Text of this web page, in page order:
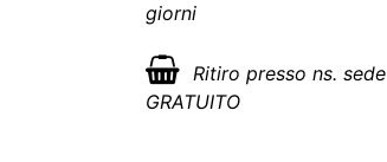
giorni
Ritiro presso ns. sede
GRATUITO